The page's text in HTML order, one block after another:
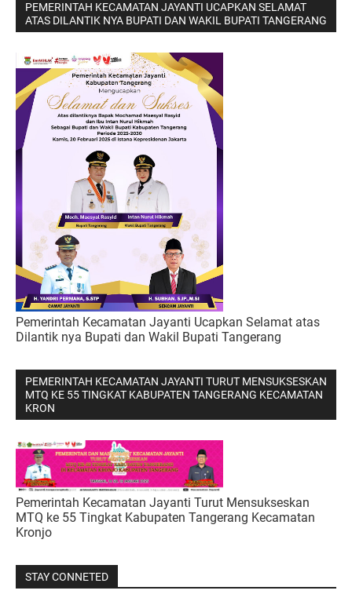
PEMERINTAH KECAMATAN JAYANTI UCAPKAN SELAMAT
ATAS DILANTIK NYA BUPATI DAN WAKIL BUPATI TANGERANG
Pemerintah Kecamatan Jayanti Ucapkan Selamat atas
Dilantik nya Bupati dan Wakil Bupati Tangerang
PEMERINTAH KECAMATAN JAYANTI TURUT MENSUKSESKAN
MTQ KE 55 TINGKAT KABUPATEN TANGERANG KECAMATAN
KRON
Pemerintah Kecamatan Jayanti Turut Mensukseskan
MTQ ke 55 Tingkat Kabupaten Tangerang Kecamatan
Kronjo
STAY CONNETED